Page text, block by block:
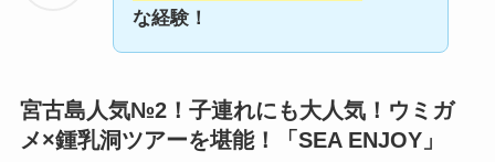
な経験！
宮古島人気№2！子連れにも大人気！ウミガ
メ×鍾乳洞ツアーを堪能！「SEA ENJOY」